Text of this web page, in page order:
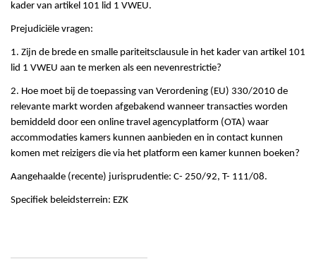
kader van artikel 101 lid 1 VWEU.
Prejudiciële vragen:
1. Zijn de brede en smalle pariteitsclausule in het kader van artikel 101
lid 1 VWEU aan te merken als een nevenrestrictie?
2. Hoe moet bij de toepassing van Verordening (EU) 330/2010 de
relevante markt worden afgebakend wanneer transacties worden
bemiddeld door een online travel agencyplatform (OTA) waar
accommodaties kamers kunnen aanbieden en in contact kunnen
komen met reizigers die via het platform een kamer kunnen boeken?
Aangehaalde (recente) jurisprudentie: C- 250/92, T- 111/08.
Specifiek beleidsterrein: EZK